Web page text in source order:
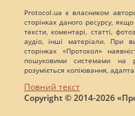
Protocol.ua є власником
сторінках даного ресурсу,
тексти, коментарі, статті,
аудіо, інші матеріали. При
сторінках «Протокол»
пошуковими системами на
розуміється копіювання,
Повний текст
Copyright © 2014-2026